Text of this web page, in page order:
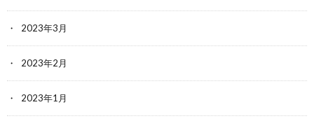
2023年3月
2023年2月
2023年1月